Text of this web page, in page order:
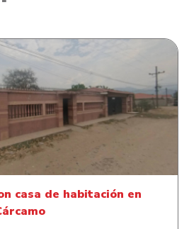
casa de habitación en Colonia
V Cárcamo
casa de habitación en